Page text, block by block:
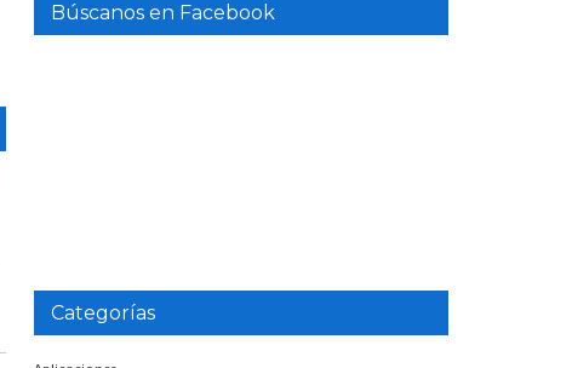
Búscanos en Facebook
Categorías